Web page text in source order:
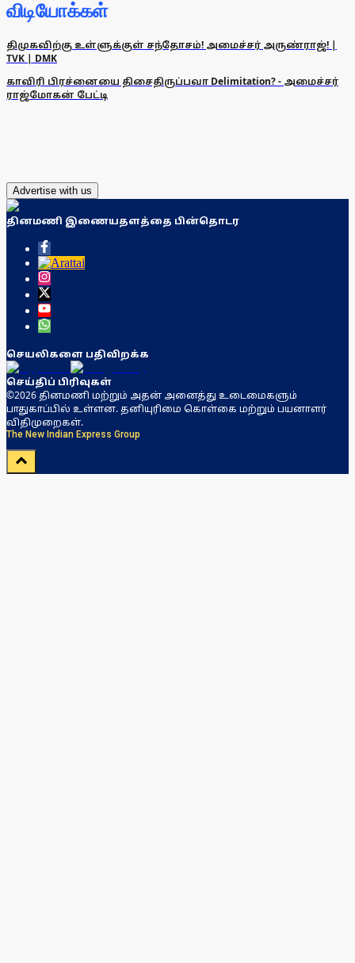
விடியோக்கள்
திமுகவிற்கு உள்ளுக்குள் சந்தோசம்! அமைச்சர் அருண்ராஜ்! |
TVK | DMK
காவிரி பிரச்னையை திசைதிருப்பவா Delimitation? - அமைச்சர்
ராஜ்மோகன் பேட்டி
Advertise with us
தினமணி இணையதளத்தை பின்தொடர
செயலிகளை பதிவிறக்க
செய்திப் பிரிவுகள்
©2026 தினமணி மற்றும் அதன் அனைத்து உடைமைகளும்
பாதுகாப்பில் உள்ளன. தனியுரிமை கொள்கை மற்றும் பயனாளர்
விதிமுறைகள்.
The New Indian Express Group